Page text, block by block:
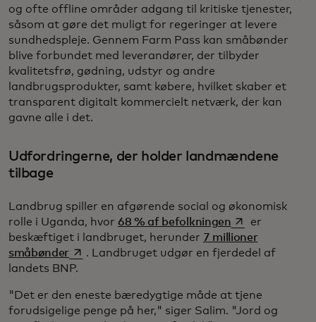
og ofte offline områder adgang til kritiske tjenester,
såsom at gøre det muligt for regeringer at levere
sundhedspleje. Gennem Farm Pass kan småbønder
blive forbundet med leverandører, der tilbyder
kvalitetsfrø, gødning, udstyr og andre
landbrugsprodukter, samt købere, hvilket skaber et
transparent digitalt kommercielt netværk, der kan
gavne alle i det.
Udfordringerne, der holder landmændene
tilbage
Landbrug spiller en afgørende social og økonomisk
rolle i Uganda, hvor 68 % af befolkningenopens in a new
er
beskæftiget i landbruget, herunder 7 millioner
småbønderopens in a new tab
. Landbruget udgør en fjerdedel af
landets BNP.
"Det er den eneste bæredygtige måde at tjene
forudsigelige penge på her," siger Salim. "Jord og